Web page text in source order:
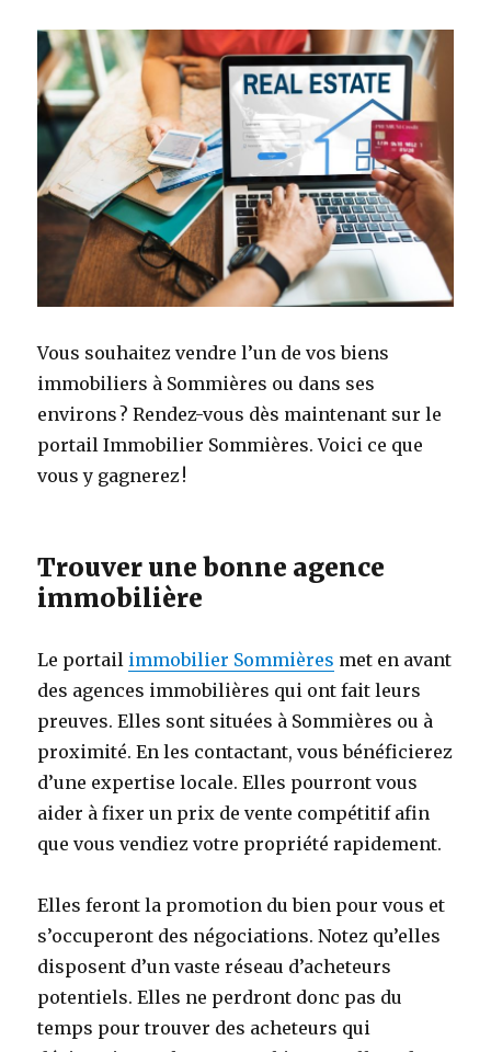
Vous souhaitez vendre l’un de vos biens
immobiliers à Sommières ou dans ses
environs ? Rendez-vous dès maintenant sur le
portail Immobilier Sommières. Voici ce que
vous y gagnerez !
Trouver une bonne agence
immobilière
Le portail immobilier Sommières met en avant
des agences immobilières qui ont fait leurs
preuves. Elles sont situées à Sommières ou à
proximité. En les contactant, vous bénéficierez
d’une expertise locale. Elles pourront vous
aider à fixer un prix de vente compétitif afin
que vous vendiez votre propriété rapidement.
Elles feront la promotion du bien pour vous et
s’occuperont des négociations. Notez qu’elles
disposent d’un vaste réseau d’acheteurs
potentiels. Elles ne perdront donc pas du
temps pour trouver des acheteurs qui